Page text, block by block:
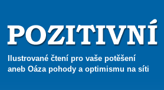
Ilustrované čtení pro vaše potěšení
aneb Oáza pohody a optimismu na síti